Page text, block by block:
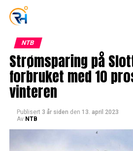
NTB
Strømsparing på
forbruket med 10
vinteren
Publisert 3 år siden den 13. april 2023
Av NTB